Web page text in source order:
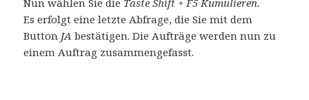
Nun wählen Sie die Taste Shift + F5 Kumulieren.
Es erfolgt eine letzte Abfrage, die Sie mit dem
Button JA bestätigen. Die Aufträge werden nun zu
einem Auftrag zusammengefasst.